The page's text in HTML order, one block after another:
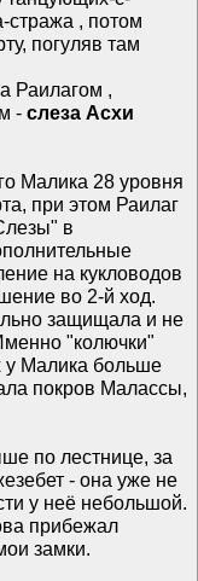
стража , потом
погуляв там
Раилагом ,
-слеза Асхи
Малика 28 уровня
при этом Раилаг
в
на кукловодов
во 2-й ход.
защищала и не
"колючки"
у Малика больше
покров Малассы,
по лестнице, за
- она уже не
у неё небольшой.
прибежал
замки.